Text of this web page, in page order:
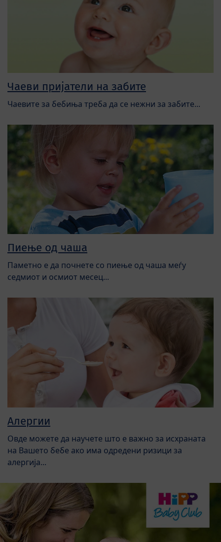
Чаеви пријатели на забите
Чаевите за бебиња треба да се нежни за забите...
Пиење од чаша
Паметно е да почнете со пиење од чаша меѓу
седмиот и осмиот месец...
Алергии
Овде можете да научете што е важно за исхраната
на Вашето бебе ако има одредени ризици за
алергија...